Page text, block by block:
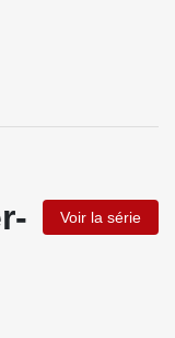
Voir la série